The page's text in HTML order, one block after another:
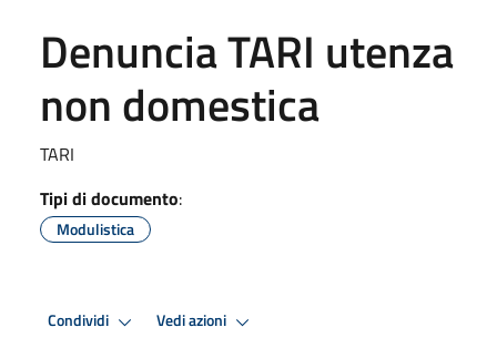
Denuncia TARI utenza
non domestica
TARI
Tipi di documento:
Modulistica
Condividi Vedi azioni